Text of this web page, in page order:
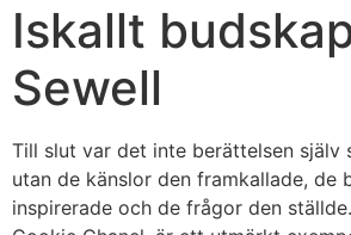
Iskallt
Sewell
Till slut var det inte berättelsen själv
utan de känslor den framkallade, de
inspirerade och de frågor den